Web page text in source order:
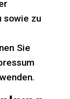
sowie zu
Sie